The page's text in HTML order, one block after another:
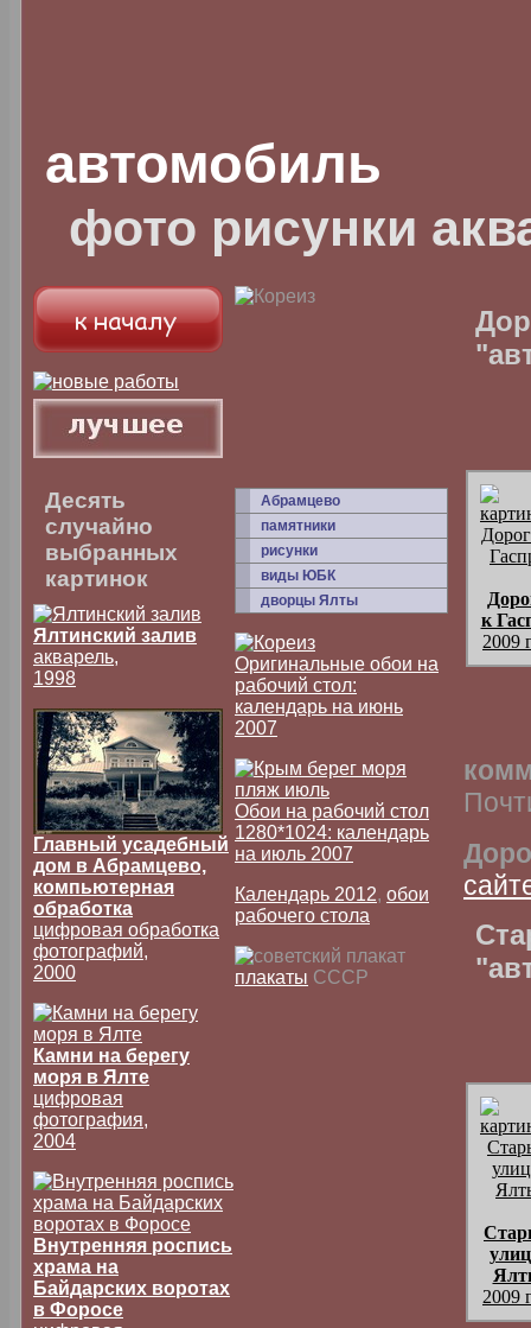
автомобиль
фото рисунки
Десять
случайно
выбранных
картинок
Ялтинский залив
акварель,
1998
Главный усадебный
дом в Абрамцево,
компьютерная
обработка
цифровая обработка
фотографий,
2000
Камни на берегу
моря в Ялте
цифровая
фотография,
2004
Внутренняя роспись
храма на
Байдарских воротах
в Форосе
Абрамцево
памятники
рисунки
виды ЮБК
дворцы Ялты
Оригинальные обои на
рабочий стол:
календарь на июнь
2007
Обои на рабочий стол
1280*1024: календарь
на июль 2007
Календарь 2012, обои
рабочего стола
плакаты СССР
к
2009
2009